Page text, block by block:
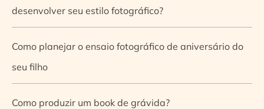
desenvolver seu estilo fotográfico?
Como planejar o ensaio fotográfico de aniversário do
seu filho
Como produzir um book de grávida?